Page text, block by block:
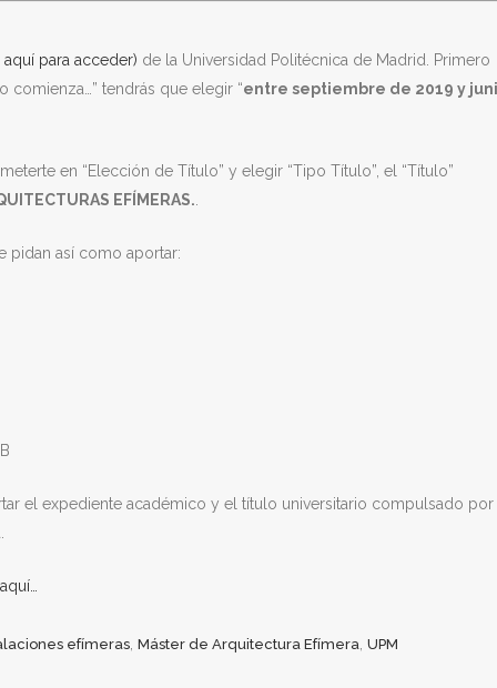
aquí para acceder) de la Universidad Politécnica de Madrid. Primero
comienza…” tendrás que elegir “entre septiembre de 2019 y
en “Elección de Título” y elegir “Tipo Título”, el “Título”
EFÍMERAS.
pidan así como aportar:
el expediente académico y el título universitario compulsado por
efímeras Máster de Arquitectura Efímera UPM